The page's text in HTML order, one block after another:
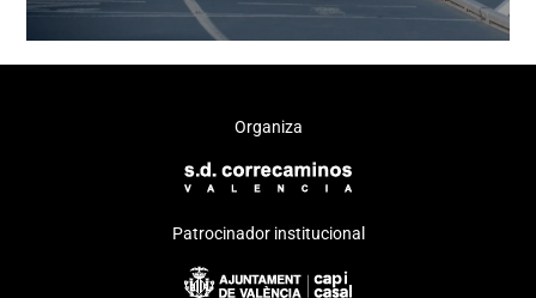
Organiza
Patrocinador institucional